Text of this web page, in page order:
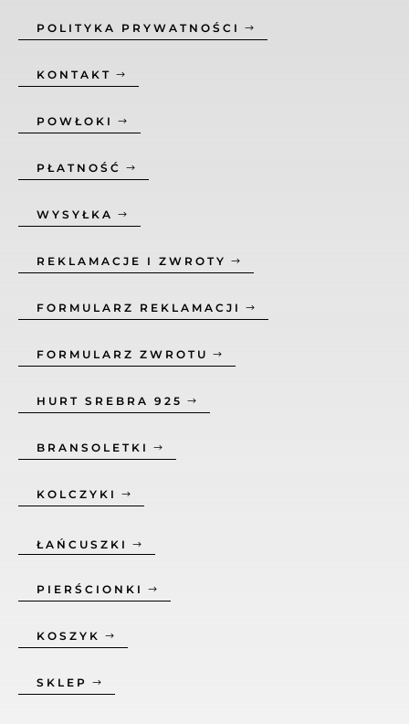
POLITYKA PRYWATNOŚCI
KONTAKT
POWŁOKI
PŁATNOŚĆ
WYSYŁKA
REKLAMACJE I ZWROTY
FORMULARZ REKLAMACJI
FORMULARZ ZWROTU
HURT SREBRA 925
BRANSOLETKI
KOLCZYKI
ŁAŃCUSZKI
PIERŚCIONKI
KOSZYK
SKLEP